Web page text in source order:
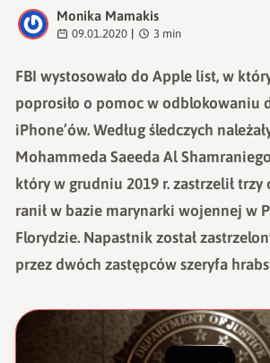
M
Monika Mamakis
09.01.2020 3 min
FBI wystosowało do Apple list, w
poprosiło o pomoc w odblokowaniu
iPhone’ów. Według śledczych
Mohammeda Saeeda Al
który w grudniu 2019 r. zastrzelił trzy
ranił w bazie marynarki wojennej w
Florydzie. Napastnik został
przez dwóch zastępców szeryfa